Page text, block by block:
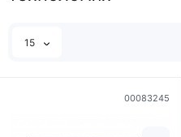
15
00083245